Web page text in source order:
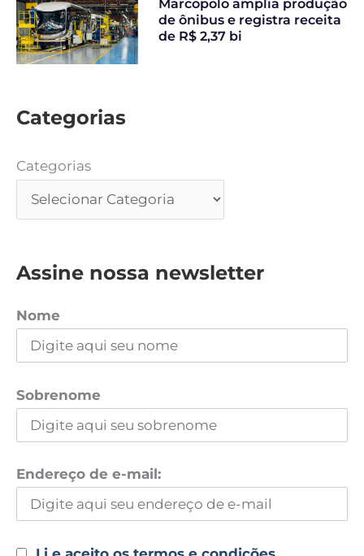
Marcopolo amplia produção
de ônibus e registra receita
de R$ 2,37 bi
Categorias
Categorias
Assine nossa newsletter
Nome
Sobrenome
Endereço de e-mail: